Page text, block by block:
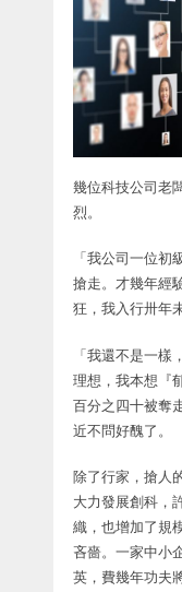
幾位科技公司老
烈。
「我公司一位
搶走。才幾年經
狂，我入行卅年
「我還不是一
理想，我本想『
百分之四十被奪
近不問好醜了。
除了行家，搶人
大力發展創科，
織，也增加了規
吝嗇。一家中小
英，費幾年功夫